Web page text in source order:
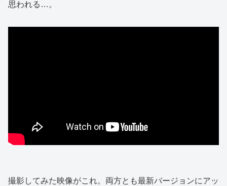
思われる…。
撮影してみた映像がこれ。両方とも最新バージョンにアッ